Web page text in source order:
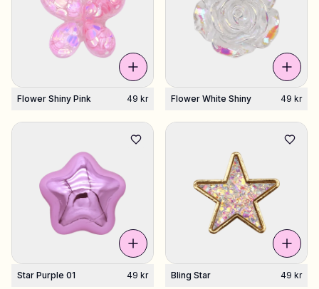
Flower Shiny Pink 49 kr Flower White Shiny 49 kr
Star Purple 01 49 kr Bling Star 49 kr